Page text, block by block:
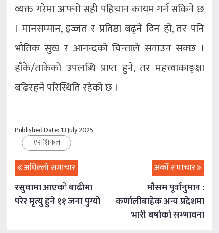
व्यक्त गरेमा आफ्नो सही पहिचान कायम गर्न सकिने छ
। मानसम्मान, इज्जत र प्रतिष्ठा बढ्ने दिन हो, तर पनि
भौतिक सुख र आनन्दको चिन्ताले सताउन सक्छ ।
हाँके/ताकेको उपलब्धि प्राप्त हुने, तर महत्त्वाकाङ्क्षा
बढिरहने परिस्थिति रहेको छ ।
Published Date: 13 July 2025
#राशिफल
अर्को समाचार
मौसम पूर्वानुमान :
कर्णालीबाहेक अन्य प्रदेशमा
भारी बर्षाको सम्भावना
अघिल्लो समाचार
रसुवामा आएको बाढीमा
परेर मृत्यु हुने ११ जना पुग्यो